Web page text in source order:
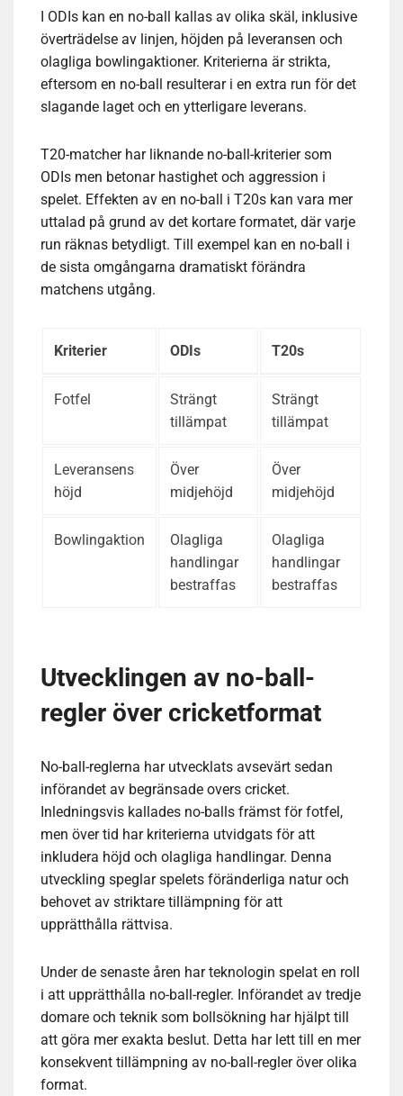
I ODIs kan en no-ball kallas av olika skäl, inklusive
överträdelse av linjen, höjden på leveransen och
olagliga bowlingaktioner. Kriterierna är strikta,
eftersom en no-ball resulterar i en extra run för det
slagande laget och en ytterligare leverans.
T20-matcher har liknande no-ball-kriterier som
ODIs men betonar hastighet och aggression i
spelet. Effekten av en no-ball i T20s kan vara mer
uttalad på grund av det kortare formatet, där varje
run räknas betydligt. Till exempel kan en no-ball i
de sista omgångarna dramatiskt förändra
matchens utgång.
Kriterier ODIs T20s
Fotfel
Strängt
tillämpat
Strängt
tillämpat
Leveransens
höjd
Över
midjehöjd
Över
midjehöjd
Bowlingaktion
Olagliga
handlingar
bestraffas
Olagliga
handlingar
bestraffas
Utvecklingen av no-ball-
regler över cricketformat
No-ball-reglerna har utvecklats avsevärt sedan
införandet av begränsade overs cricket.
Inledningsvis kallades no-balls främst för fotfel,
men över tid har kriterierna utvidgats för att
inkludera höjd och olagliga handlingar. Denna
utveckling speglar spelets föränderliga natur och
behovet av striktare tillämpning för att
upprätthålla rättvisa.
Under de senaste åren har teknologin spelat en roll
i att upprätthålla no-ball-regler. Införandet av tredje
domare och teknik som bollsökning har hjälpt till
att göra mer exakta beslut. Detta har lett till en mer
konsekvent tillämpning av no-ball-regler över olika
format.